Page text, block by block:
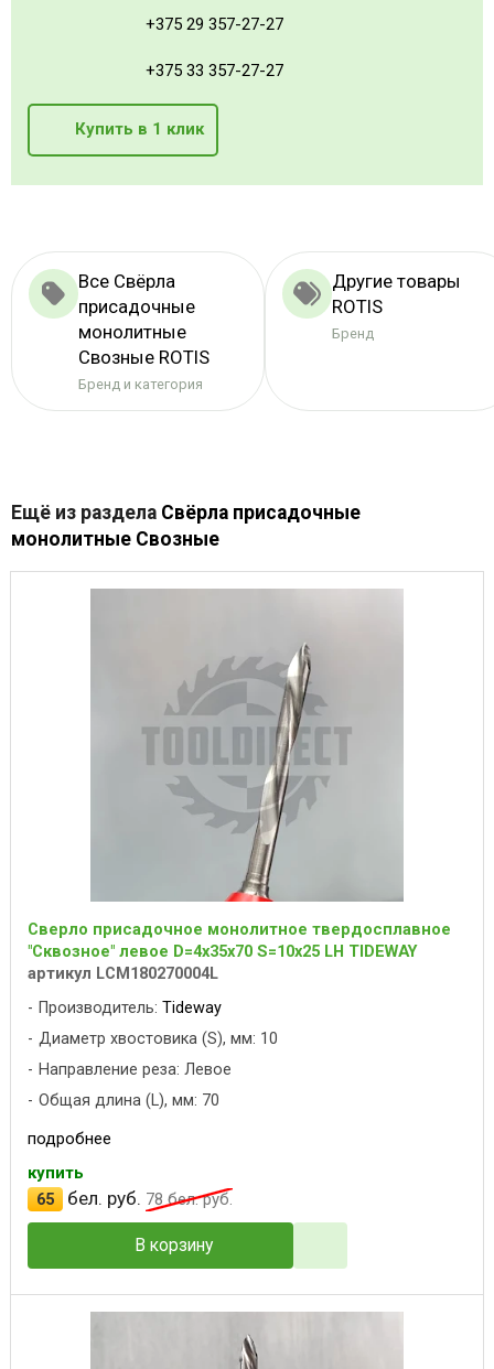
+375 29 357-27-27
+375 33 357-27-27
Купить в 1 клик
Все Свёрла
присадочные
монолитные
Свозные ROTIS
Бренд и категория
Другие товары
ROTIS
Бренд
Ещё из раздела Свёрла присадочные
монолитные Свозные
Сверло присадочное монолитное твердосплавное
"Сквозное" левое D=4x35x70 S=10x25 LH TIDEWAY
артикул LCM180270004L
Производитель: Tideway
Диаметр хвостовика (S), мм: 10
Направление реза: Левое
Общая длина (L), мм: 70
подробнее
купить
65
бел. руб. 78бел. руб.
В корзину